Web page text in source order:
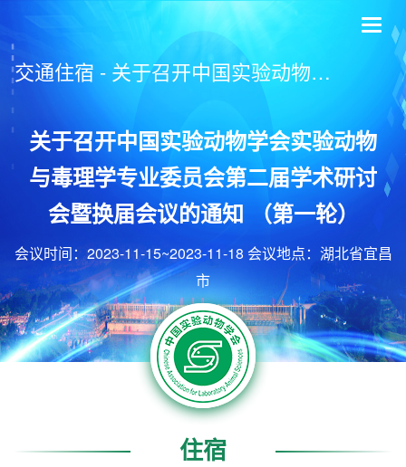
交通住宿 - 关于召开中国实验动物学会实验动物与毒理学专业委员会第二届学术研讨会暨换届会议的通知 （第一轮）
关于召开中国实验动物学会实验动物
与毒理学专业委员会第二届学术研讨
会暨换届会议的通知 （第一轮）
会议时间：2023-11-15~2023-11-18 会议地点：湖北省宜昌
市
住宿